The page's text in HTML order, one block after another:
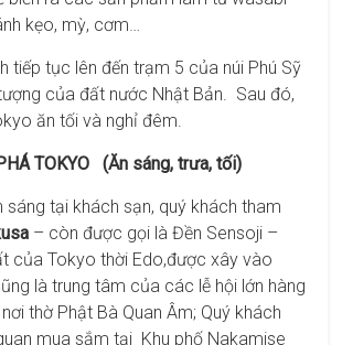
kẹo, mỳ, cơm…
tiếp tục lên đến trạm 5 của núi Phú Sỹ
của đất nước Nhật Bản. Sau đó,
ăn tối và nghỉ đêm.
TOKYO (Ăn sáng, trưa, tối)
sáng tại khách sạn, quý khách tham
– còn được gọi là Đền Sensoji –
của Tokyo thời Edo,được xây vào
là trung tâm của các lễ hội lớn hàng
thờ Phật Bà Quan Âm; Quý khách
mua sắm tại Khu phố Nakamise